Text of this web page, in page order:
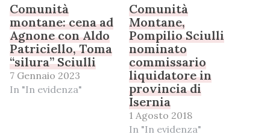
Comunità
montane: cena ad
Agnone con Aldo
Patriciello, Toma
“silura” Sciulli
7 Gennaio 2023
In "In evidenza"
Comunità
Montane,
Pompilio Sciulli
nominato
commissario
liquidatore in
provincia di
Isernia
1 Agosto 2018
In "In evidenza"